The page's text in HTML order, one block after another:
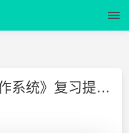
山东财经大学《操作系统》复习提纲_2019秋